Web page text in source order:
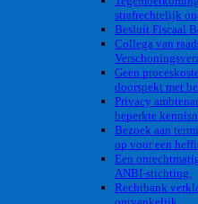
strafrechtelijk
Besluit Fiscaal
Collega van
Geen
doorspekt met
Privacy
beperkte
Bezoek aan
op voor een
Een
ANBI-stichting.
Rechtbank